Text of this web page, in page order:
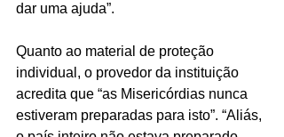
dar uma ajuda”.
Quanto ao material de proteção
individual, o provedor da instituição
acredita que “as Misericórdias nunca
estiveram preparadas para isto”. “Aliás,